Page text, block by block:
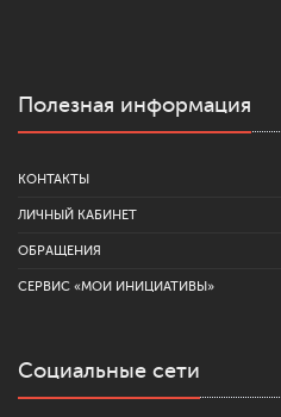
Полезная информация
КОНТАКТЫ
ЛИЧНЫЙ КАБИНЕТ
ОБРАЩЕНИЯ
СЕРВИС «МОИ ИНИЦИАТИВЫ»
Социальные сети